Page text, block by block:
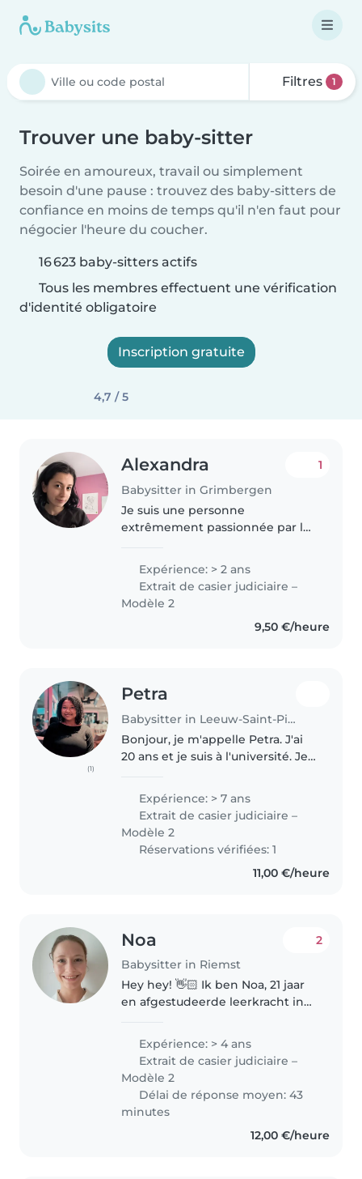
Filtres 1
Trouver une baby-sitter
Soirée en amoureux, travail ou simplement
besoin d'une pause : trouvez des baby-sitters de
confiance en moins de temps qu'il n'en faut pour
négocier l'heure du coucher.
16 623 baby-sitters actifs
Tous les membres effectuent une vérification
d'identité obligatoire
Inscription gratuite
4,7 / 5
Alexandra
Babysitter in Grimbergen
1
Je suis une personne
extrêmement passionnée par le
m'inspirent chaque jour. J'ai
acquis une belle expérience avec
les enfants et j'ai pris à cœur le
rôle..
Expérience: > 2 ans
Extrait de casier judiciaire –
Modèle 2
9,50 €/heure
(1)
Petra
Babysitter in Leeuw-Saint-Pierre
Bonjour, je m'appelle Petra. J'ai
20 ans et je suis à l'université. Je
m'occuper des enfants.
Expérience: > 7 ans
Extrait de casier judiciaire –
Modèle 2
Réservations vérifiées: 1
11,00 €/heure
Noa
Babysitter in Riemst
2
Hey hey! 👋🏻 Ik ben Noa, 21 jaar
en afgestudeerde leerkracht in
supergraag bezig met kinderen
en zorg altijd voor veel plezier,
spelletjes en een gezellige..
Expérience: > 4 ans
Extrait de casier judiciaire –
Modèle 2
Délai de réponse moyen: 43
minutes
12,00 €/heure